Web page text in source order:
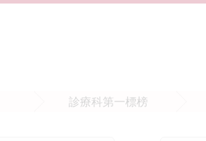
診療科第一標榜